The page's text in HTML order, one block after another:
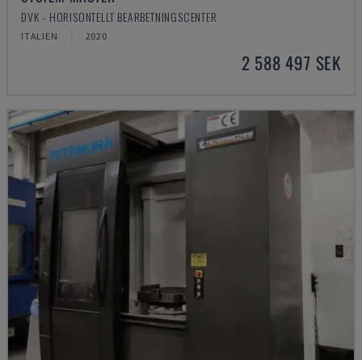
DVK - HORISONTELLT BEARBETNINGSCENTER
ITALIEN 2020
2 588 497 SEK